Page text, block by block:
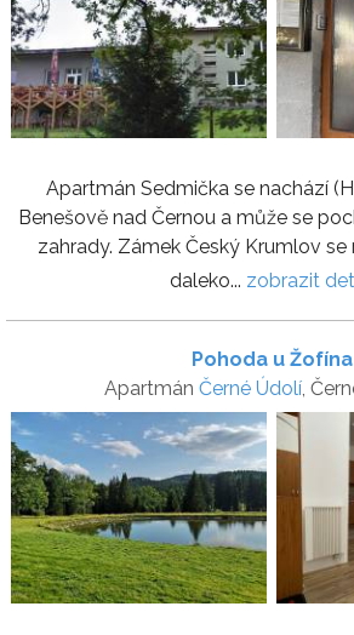
Apartmán Sedmička se nachází
Benešově nad Černou a může se
zahrady. Zámek Český Krumlov se
daleko... zobrazit
Pohoda u Žofína
Apartmán Černé Údolí,